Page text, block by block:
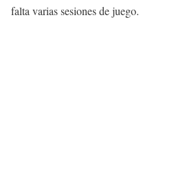
falta varias sesiones de juego.